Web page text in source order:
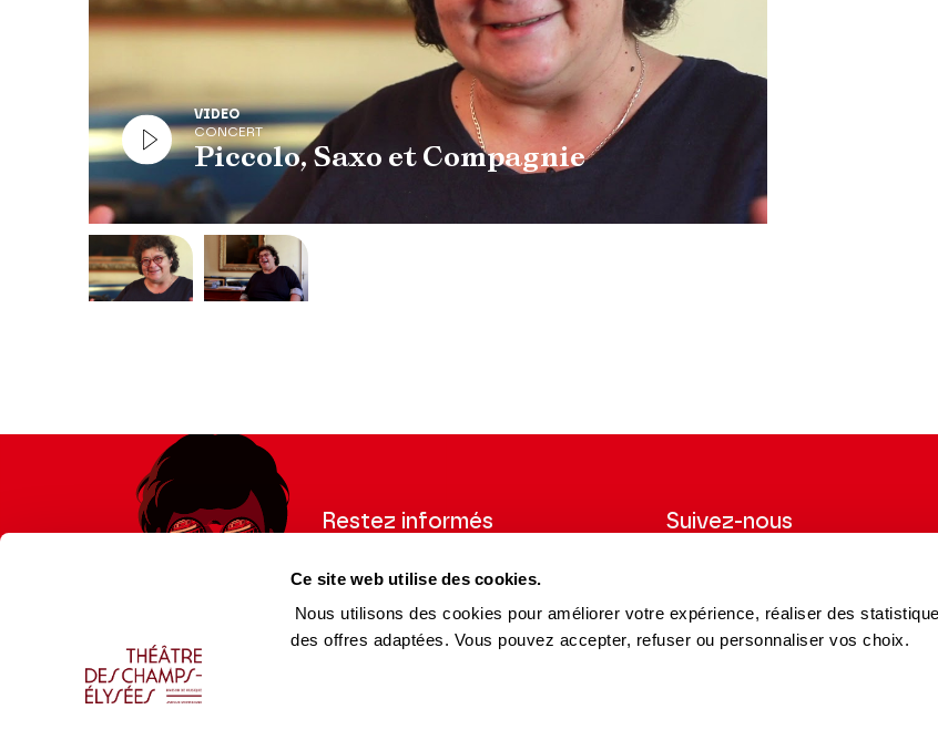
Ce site web utilise des cookies.
Nous utilisons des cookies pour améliorer votre expérience, réaliser des
des offres adaptées. Vous pouvez accepter, refuser ou personnaliser vos choix.
VIDEO
CONCERT
Piccolo, Saxo et Compagnie
Diapositive précédente
Modifier la slide de ce carousel modifiera également la slide du carousel principal des vidéos
Restez informés
recevoir les informations du Théâtre.
S'INSCRIRE
Suivez-nous
FacebookInstagram
Tik YoutubeLinkedin